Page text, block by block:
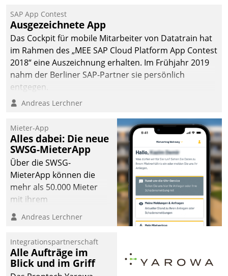
SAP App Contest
Ausgezeichnete App
Das Cockpit für mobile Mitarbeiter von Datatrain hat
im Rahmen des „MEE SAP Cloud Platform App Contest
2018“ eine Auszeichnung erhalten. Im Frühjahr 2019
nahm der Berliner SAP-Partner sie persönlich
entgegen.
Andreas Lerchner
Mieter-App
Alles dabei: Die neue
SWSG-MieterApp
Über die SWSG-
MieterApp können die
mehr als 50.000 Mieter
mit ihrem
Wohnungsunternehmen
kommunizieren, auf dem
einsehen und ändern
oder
Schadensmeldungen
Andreas Lerchner
Integrationspartnerschaft
Alle Aufträge im
Blick und im Griff